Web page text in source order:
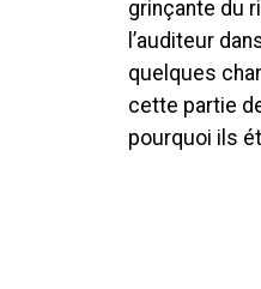
grinçante du
l’auditeur
quelques
cette partie
pourquoi ils